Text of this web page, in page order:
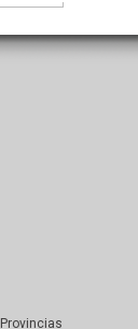
Provincias